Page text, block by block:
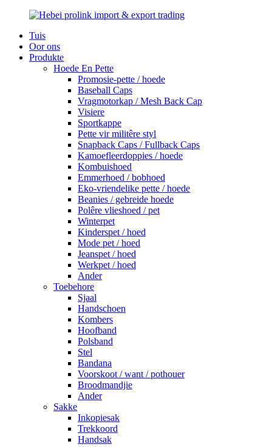
Tuis
Oor ons
Produkte
Hoede En Pette
Promosie-pette / hoede
Baseball Caps
Vragmotorkap / Mesh Back Cap
Visiere
Sportkappe
Pette vir militêre styl
Snapback Caps / Fullback Caps
Kamoefleerdoppies / hoede
Kombuishoed
Emmerhoed / bobhoed
Eko-vriendelike pette / hoede
Beanies / gebreide hoede
Polêre vlieshoed / pet
Winterpet
Kinderspet / hoed
Mode pet / hoed
Jeanspet / hoed
Werkpet / hoed
Ander
Toebehore
Sjaal
Handschoen
Kombers
Hoofband
Polsband
Stel
Bandana
Voorskoot / want / pothouer
Broodmandjie
Ander
Sakke
Inkopiesak
Trekkoord
Handsak